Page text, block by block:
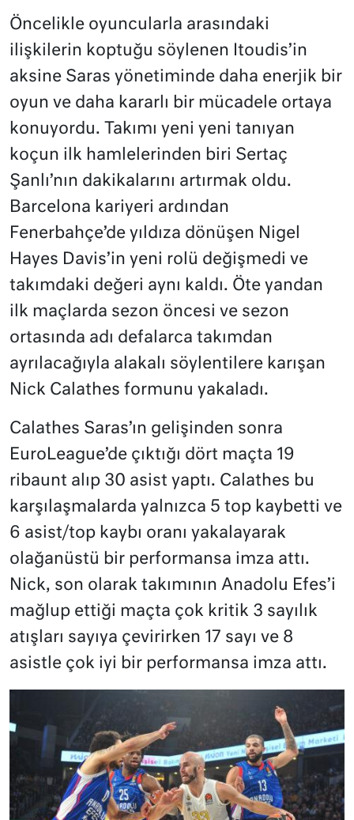
Öncelikle oyuncularla arasındaki
ilişkilerin koptuğu söylenen Itoudis’in
aksine Saras yönetiminde daha enerjik bir
oyun ve daha kararlı bir mücadele ortaya
konuyordu. Takımı yeni yeni tanıyan
koçun ilk hamlelerinden biri Sertaç
Şanlı’nın dakikalarını artırmak oldu.
Barcelona kariyeri ardından
Fenerbahçe’de yıldıza dönüşen Nigel
Hayes Davis’in yeni rolü değişmedi ve
takımdaki değeri aynı kaldı. Öte yandan
ilk maçlarda sezon öncesi ve sezon
ortasında adı defalarca takımdan
ayrılacağıyla alakalı söylentilere karışan
Nick Calathes formunu yakaladı.
Calathes Saras’ın gelişinden sonra
EuroLeague’de çıktığı dört maçta 19
ribaunt alıp 30 asist yaptı. Calathes bu
karşılaşmalarda yalnızca 5 top kaybetti ve
6 asist/top kaybı oranı yakalayarak
olağanüstü bir performansa imza attı.
Nick, son olarak takımının Anadolu Efes’i
mağlup ettiği maçta çok kritik 3 sayılık
atışları sayıya çevirirken 17 sayı ve 8
asistle çok iyi bir performansa imza attı.